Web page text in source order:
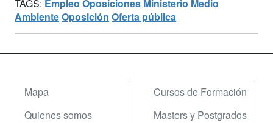
TAGS: Empleo Oposiciones Ministerio Medio
AmbienteOposición Oferta pública
Mapa
Quienes somos
Cursos de Formación
Masters y Postgrados